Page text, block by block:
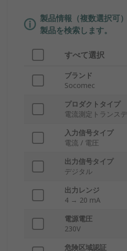
製品情報（複数選択可
製品を検索します。
すべて選択
ブランド
Socomec
プロダクトタイプ
電流測定トランス
入力信号タイプ
電流 / 電圧
出力信号タイプ
デジタル
出力レンジ
4 → 20 mA
電源電圧
230V
危険区域認証